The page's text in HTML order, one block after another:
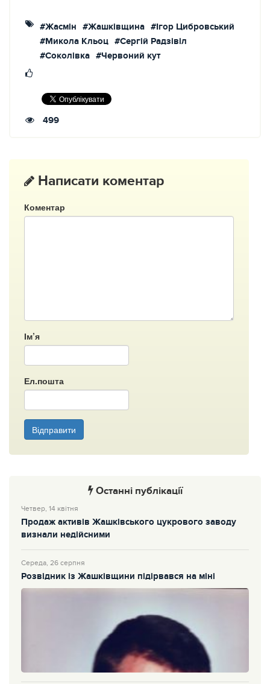
#Жасмін #Жашківщина #Ігор Цибровський
#Микола Кльоц #Сергій Радзівіл
#Соколівка #Червоний кут
499
Написати коментар
Коментар
Ім’я
Ел.пошта
Відправити
Останні публікації
Четвер, 14 квітня
Продаж активів Жашківського цукрового заводу
визнали недійсними
Середа, 26 серпня
Розвідник із Жашківщини підірвався на міні